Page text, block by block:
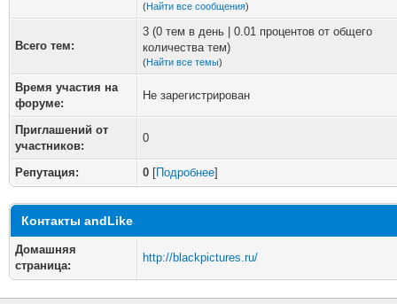
(Найти все сообщения)
Всего тем:
3 (0 тем в день | 0.01 процентов от общего
количества тем)
(Найти все темы)
Время участия на
форуме:
Не зарегистрирован
Приглашений от
участников:
0
Репутация: 0 [Подробнее]
Контакты andLike
Домашняя
страница:
http://blackpictures.ru/